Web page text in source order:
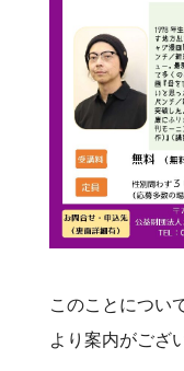
このことについ
より案内がござ